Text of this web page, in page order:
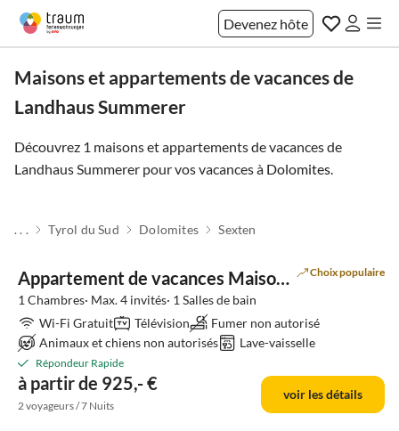
Devenez hôte
Maisons et appartements de vacances de
Landhaus Summerer
Découvrez 1 maisons et appartements de vacances de
Landhaus Summerer pour vos vacances à Dolomites.
. . . Tyrol du Sud Dolomites Sexten
Appartement de vacances Maison de Campagne Summerer Andrea Choix populaire
1 Chambres· Max. 4 invités· 1 Salles de bain
Wi-Fi Gratuit
Télévision
Fumer non autorisé
Animaux et chiens non autorisés
Lave-vaisselle
Répondeur Rapide
à partir de 925,- €
2 voyageurs / 7 Nuits
voir les détails